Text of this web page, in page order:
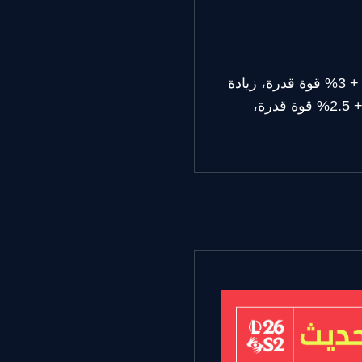
الضرر المتكيف كل ثانية: 4 - 12 (يتزايد حسب المستوى) + 8% ضرر هجوم إضافي + 3% قوة قدرة، زيادة
بنسبة 100% بعد 3ث ⇐ 4 - 12 (يتزايد حسب المستوى) + 7% ضرر هجوم إضافي + 2.5% قوة قدرة،